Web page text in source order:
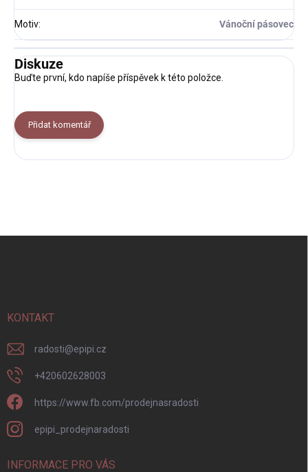
Motiv: Vánoční pásovec
Diskuze
Buďte první, kdo napíše příspěvek k této položce.
Přidat komentář
KONTAKT
radosti@epipi.cz
+420602628003
https://www.fb.com/prodejnasradosti
epipi_prodejnaradosti
INFORMACE PRO VÁS